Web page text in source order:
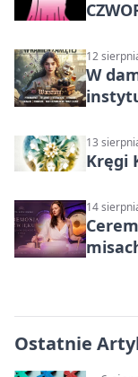
12
W
13
Kręgi
14
Ostatnie